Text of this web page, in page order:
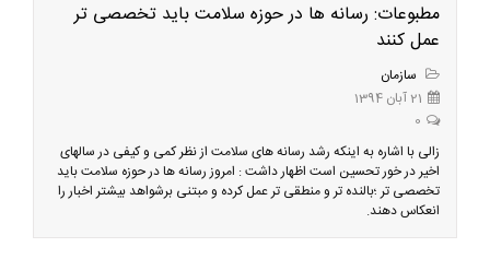
مطبوعات: رسانه ها در حوزه سلامت باید تخصصی تر
عمل کنند
سازمان
21 آبان 1394
0
زالی با اشاره به اینکه رشد رسانه های سلامت از نظر کمی و کیفی در سالهای
اخیر در خور تحسین است اظهار داشت : امروز رسانه ها در حوزه سلامت باید
تخصصی تر ؛بالنده تر و منطقی تر عمل کرده و مبتنی برشواهد بیشتر اخبار را
انعکاس دهند.